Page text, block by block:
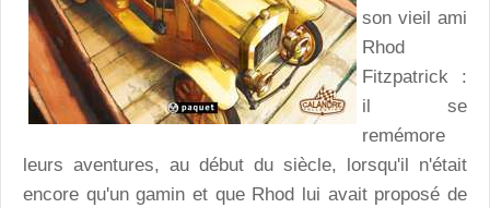
son vieil ami
Rhod
Fitzpatrick :
il se
remémore
leurs aventures, au début du siècle, lorsqu'il n'était
encore qu'un gamin et que Rhod lui avait proposé de